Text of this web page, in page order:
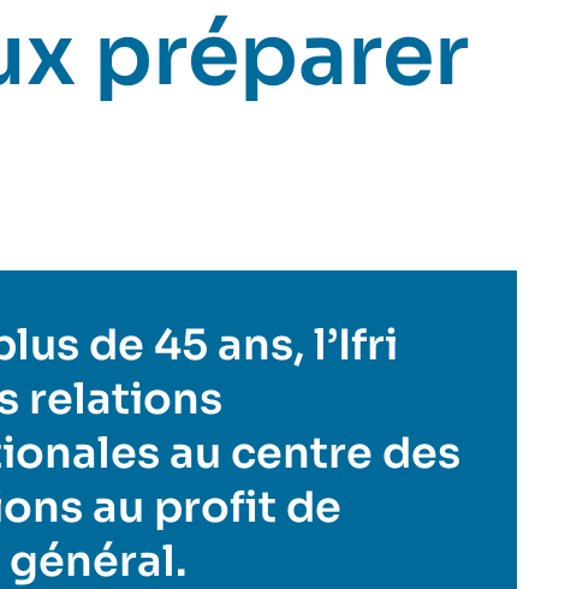
préparer
de 45 ans, l’Ifri
relations
au centre des
au profit de